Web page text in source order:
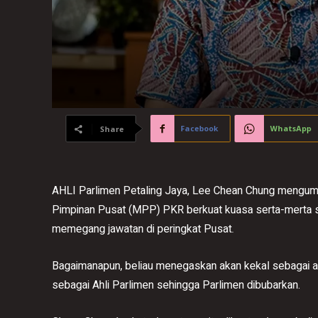
Share Facebook WhatsApp
AHLI Parlimen Petaling Jaya, Lee Chean Chung
Pimpinan Pusat (MPP) PKR berkuat kuasa serta-
memegang jawatan di peringkat Pusat.
Bagaimanapun, beliau menegaskan akan kekal
sebagai Ahli Parlimen sehingga Parlimen dibubarkan.